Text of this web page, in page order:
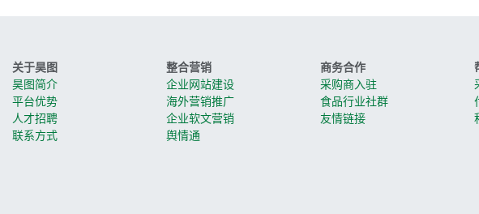
关于昊图
昊图简介
平台优势
人才招聘
联系方式
整合营销
企业网站建设
海外营销推广
企业软文营销
舆情通
商务合作
采购商入驻
食品行业社群
友情链接